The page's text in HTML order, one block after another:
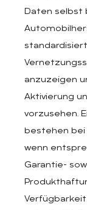
Daten selbst
anzuzeigen
Aktivierung
vorzusehen.
bestehen bei
wenn
Garantie-